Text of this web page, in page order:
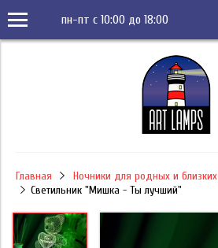
пн-пт с 10:00 до 18:00
Главная Ночники для родных и близких
Светильник "Мишка - Ты лучший"